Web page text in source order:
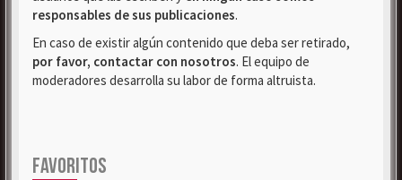
responsables de sus publicaciones.
En caso de existir algún contenido que deba ser retirado,
por favor, contactar con nosotros. El equipo de
moderadores desarrolla su labor de forma altruista.
FAVORITOS